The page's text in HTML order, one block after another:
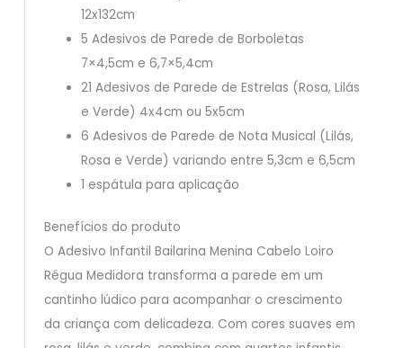
12x132cm
5 Adesivos de Parede de Borboletas
7×4,5cm e 6,7×5,4cm
21 Adesivos de Parede de Estrelas (Rosa, Lilás
e Verde) 4x4cm ou 5x5cm
6 Adesivos de Parede de Nota Musical (Lilás,
Rosa e Verde) variando entre 5,3cm e 6,5cm
1 espátula para aplicação
Benefícios do produto
O Adesivo Infantil Bailarina Menina Cabelo Loiro
Régua Medidora transforma a parede em um
cantinho lúdico para acompanhar o crescimento
da criança com delicadeza. Com cores suaves em